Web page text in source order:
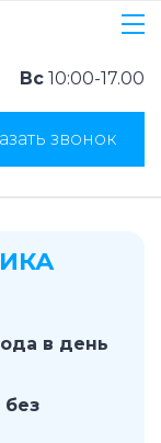
Вс 10:00-17.00
звонок
в день
без